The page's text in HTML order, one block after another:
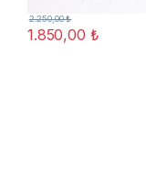
1.850,00 ₺
2.250,00₺